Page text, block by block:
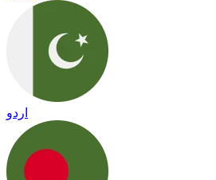
اردو